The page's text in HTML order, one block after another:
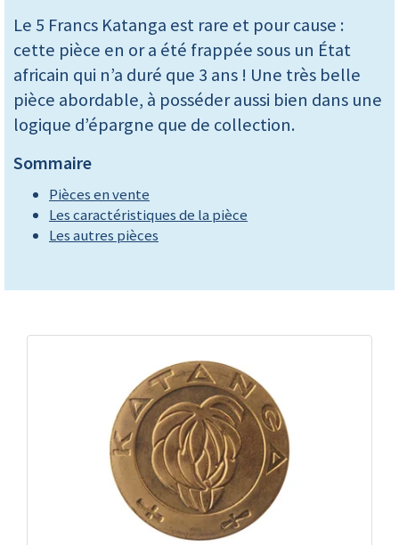
Le 5 Francs Katanga est rare et pour cause :
cette pièce en or a été frappée sous un État
africain qui n’a duré que 3 ans ! Une très belle
pièce abordable, à posséder aussi bien dans une
logique d’épargne que de collection.
Sommaire
Pièces en vente
Les caractéristiques de la pièce
Les autres pièces